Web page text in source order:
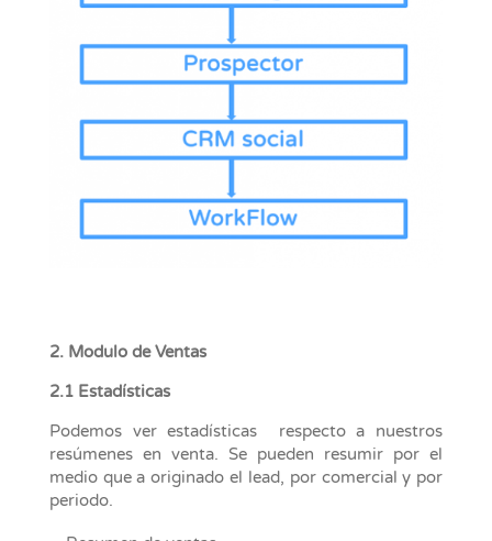
2. Modulo de Ventas
2.1 Estadísticas
Podemos ver estadísticas respecto a nuestros
resúmenes en venta. Se pueden resumir por el
medio que a originado el lead, por comercial y por
periodo.